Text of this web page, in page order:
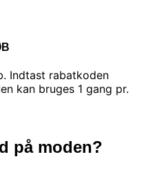
Indtast rabatkoden
kan bruges 1 gang pr.
på moden?